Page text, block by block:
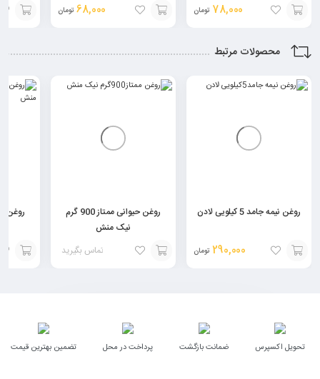
78,000 تومان
به
سبد
68,000 تومان
به
سبد
به
سبد
محصولات مرتبط
روغن نیمه جامد 5 کیلویی لادن
290,000 تومان
روغن حیوانی ممتاز 900 گرم
نیک منش
تماس بگیرید
تحویل اکسپرس ضمانت بازگشت پرداخت در محل تضمین بهترین قیمت